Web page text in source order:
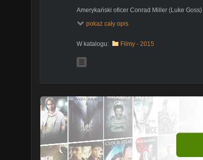
Amerykański oficer Conrad Miller (Luke
Nieoczekiwanie kobieta informuje go, że
rusza pościg, ponieważ zbieg posiada tajne
Gregor), detektyw z Los Angeles, Adams
Woodbine). Sytuacja komplikuje się, gdy
Trzymająca w napięciu opowieść o
pokaż cały opis
W katalogu: Filmy - 2015